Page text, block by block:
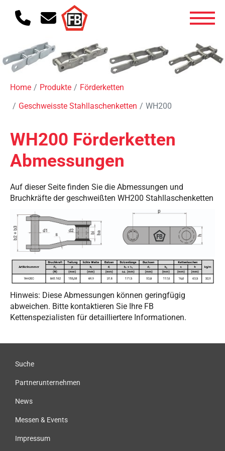
Home Produkte
Förderketten
Geschweisste Stahllaschenketten
WH200
WH200 Förderketten
Abmessungen
Auf dieser Seite finden Sie die Abmessungen und
Bruchkräfte der geschweißten WH200 Stahllaschenketten
Hinweis: Diese Abmessungen können geringfügig
abweichen. Bitte kontaktieren Sie Ihre FB
Kettenspezialisten für detailliertere Informationen.
Suche
Partnerunternehmen
News
Messen & Events
Impressum